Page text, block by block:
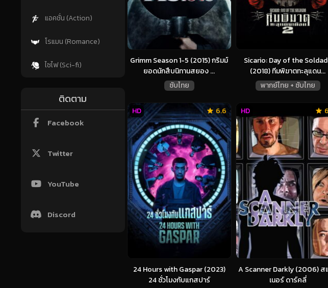
แอคชั่น (Action)
โรแมน (Romance)
ไซไฟ (Sci-fi)
ติดตาม
Facebook
Twitter
YouTube
Discord
Grimm Season 1-5 (2015) กริมม์
ยอดนักสืบนิทานสยอง ...
ซับไทย
Sicario: Day of the
(2018) ทีมพิฆาตทะลุแดน...
พากย์ไทย + ซับไทย
24 Hours with Gaspar (2023)
24 ชั่วโมงกับแกสปาร์
6.6
HD
A Scanner Darkly (2006) ส
เนอร์ ดาร์คลี่
HD